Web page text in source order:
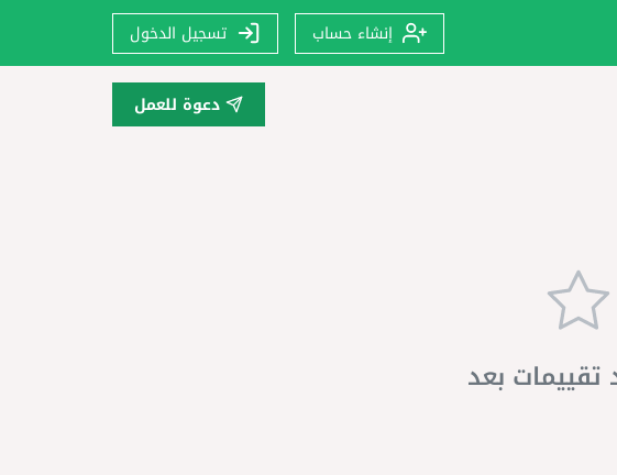
إنشاء حساب تسجيل الدخول
دعوة للعمل
تقييمات بعد